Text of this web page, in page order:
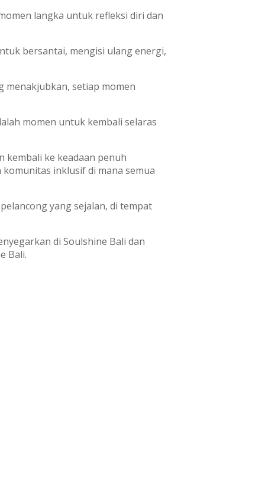
langka untuk refleksi diri dan
bersantai, mengisi ulang energi,
menakjubkan, setiap momen
momen untuk kembali selaras
kembali ke keadaan penuh
inklusif di mana semua
yang sejalan, di tempat
di Soulshine Bali dan
Bali.